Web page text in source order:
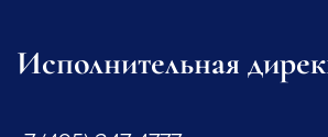
Исполнительная